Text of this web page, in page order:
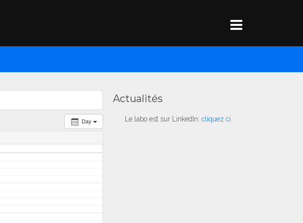
Day
Actualités
Le labo est sur LinkedIn: cliquez ci